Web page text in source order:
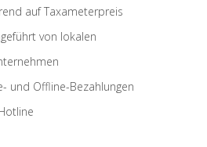
auf Taxameterpreis
von lokalen
und Offline-Bezahlungen